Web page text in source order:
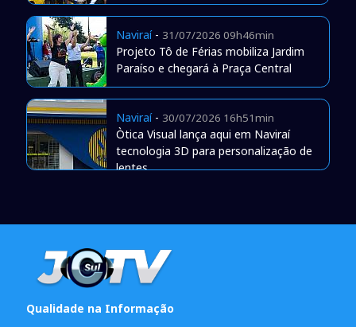
Naviraí- 31/07/2026 09h46min
Projeto Tô de Férias mobiliza Jardim
Paraíso e chegará à Praça Central
Naviraí- 30/07/2026 16h51min
Òtica Visual lança aqui em Naviraí
tecnologia 3D para personalização de
lentes
Qualidade na Informação